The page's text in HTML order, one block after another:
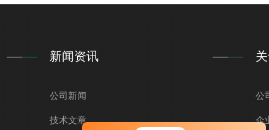
新闻资讯
公司新闻
技术文章
公
企